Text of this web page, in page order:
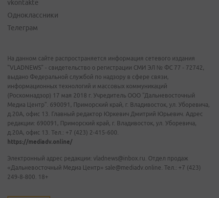
vkontakte
Одноклассники
Телеграм
На данном сайте распространяется информация сетевого издания
"VLADNEWS" - свидетельство о регистрации СМИ ЭЛ № ФС 77 - 72742,
выдано Федеральной службой по надзору в сфере связи,
информационных технологий и массовых коммуникаций
(Роскомнадзор) 17 мая 2018 г. Учредитель ООО "Дальневосточный
Медиа Центр". 690091, Приморский край, г. Владивосток, ул. Уборевича,
д.20А, офис 13. Главный редактор Юркевич Дмитрий Юрьевич. Адрес
редакции: 690091, Приморский край, г. Владивосток, ул. Уборевича,
д.20А, офис 13. Тел.: +7 (423) 2-415-600.
https://mediadv.online/
Электронный адрес редакции: vladnews@inbox.ru. Отдел продаж
«Дальневосточный Медиа Центр» sale@mediadv.online. Тел.: +7 (423)
249-8-800. 18+